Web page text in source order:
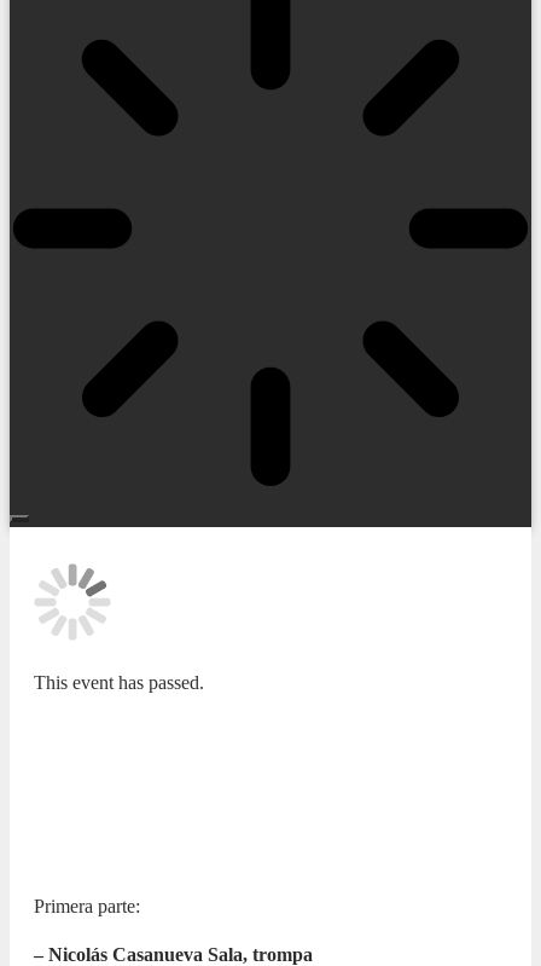
This event has passed.
Primera parte:
– Nicolás Casanueva Sala, trompa